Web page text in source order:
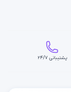
پشتیبانی ۲۴/۷